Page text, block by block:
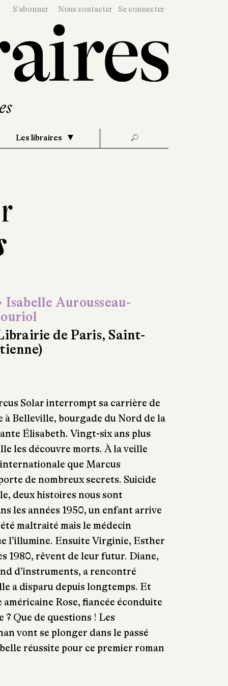
S'abonner Nous contacter Se connecter
Les libraires 🔎
Aurousseau-
de Paris, Saint-
Solar interrompt sa carrière de
Belleville, bourgade du Nord de la
Élisabeth. Vingt-six ans plus
les découvre morts. À la veille
que Marcus
de nombreux secrets. Suicide
deux histoires nous sont
les années 1950, un enfant arrive
maltraité mais le médecin
l’illumine. Ensuite Virginie, Esther
1980, rêvent de leur futur. Diane,
d’instruments, a rencontré
a disparu depuis longtemps. Et
Rose, fiancée éconduite
Que de questions ! Les
vont se plonger dans le passé
réussite pour ce premier roman